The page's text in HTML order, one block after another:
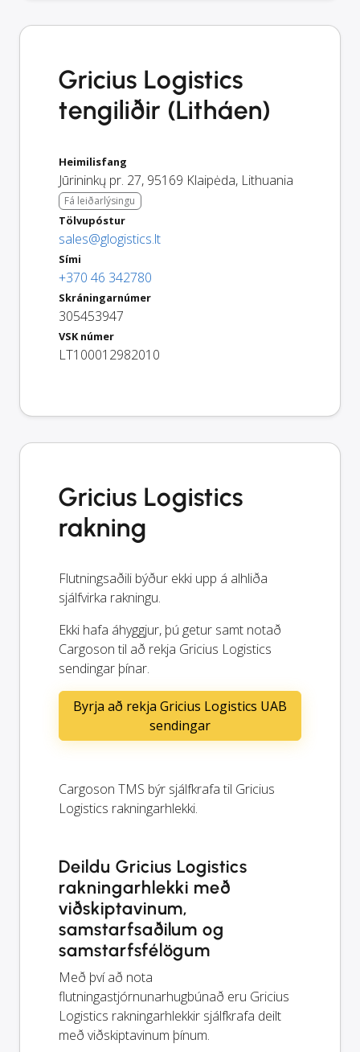
Gricius Logistics
tengiliðir (Litháen)
Heimilisfang
Jūrininkų pr. 27, 95169 Klaipėda, Lithuania
Fá leiðarlýsingu
Tölvupóstur
sales@glogistics.lt
Sími
+370 46 342780
Skráningarnúmer
305453947
VSK númer
LT100012982010
Gricius Logistics
rakning
Flutningsaðili býður ekki upp á alhliða
sjálfvirka rakningu.
Ekki hafa áhyggjur, þú getur samt notað
Cargoson til að rekja Gricius Logistics
sendingar þínar.
Byrja að rekja Gricius Logistics UAB
sendingar
Cargoson TMS býr sjálfkrafa til Gricius
Logistics rakningarhlekki.
Deildu Gricius Logistics
rakningarhlekki með
viðskiptavinum,
samstarfsaðilum og
samstarfsfélögum
Með því að nota
flutningastjórnunarhugbúnað eru Gricius
Logistics rakningarhlekkir sjálfkrafa deilt
með viðskiptavinum þínum.